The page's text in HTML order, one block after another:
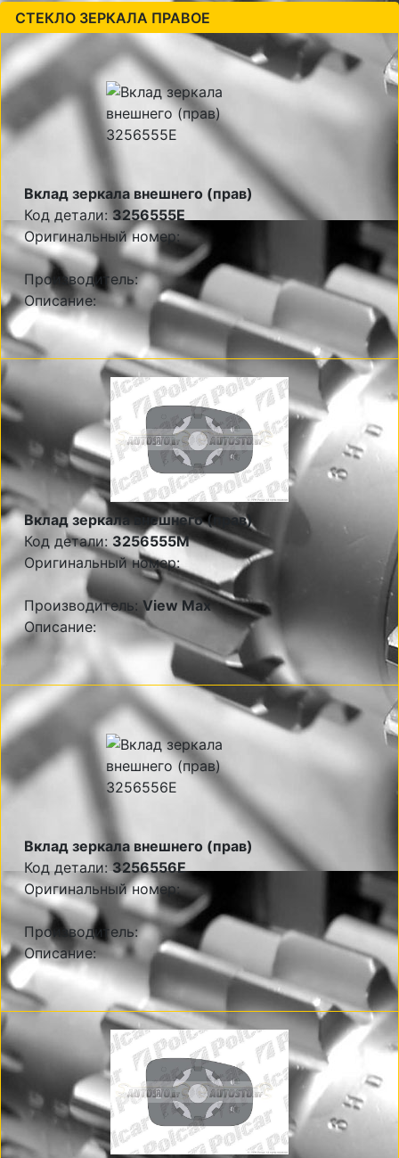
СТЕКЛО ЗЕРКАЛА ПРАВОЕ
Вклад зеркала внешнего (прав)
Код детали: 3256555E
Оригинальный номер:
Производитель:
Описание:
Вклад зеркала внешнего (прав)
Код детали: 3256555M
Оригинальный номер:
Производитель: View Max
Описание:
Вклад зеркала внешнего (прав)
Код детали:3256556E
Оригинальный номер:
Производитель:
Описание: